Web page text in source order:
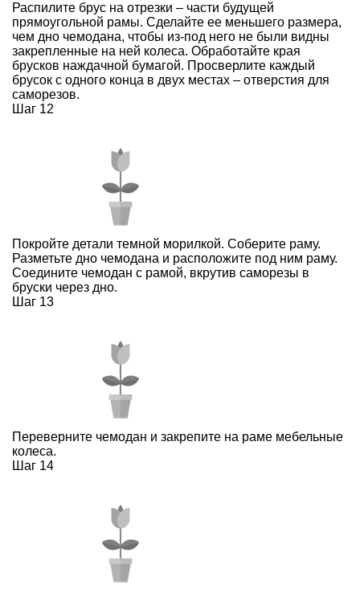
Распилите брус на отрезки – части будущей
прямоугольной рамы. Сделайте ее меньшего размера,
чем дно чемодана, чтобы из-под него не были видны
закрепленные на ней колеса. Обработайте края
брусков наждачной бумагой. Просверлите каждый
брусок с одного конца в двух местах – отверстия для
саморезов.
Шаг 12
Покройте детали темной морилкой. Соберите раму.
Разметьте дно чемодана и расположите под ним раму.
Соедините чемодан с рамой, вкрутив саморезы в
бруски через дно.
Шаг 13
Переверните чемодан и закрепите на раме мебельные
колеса.
Шаг 14